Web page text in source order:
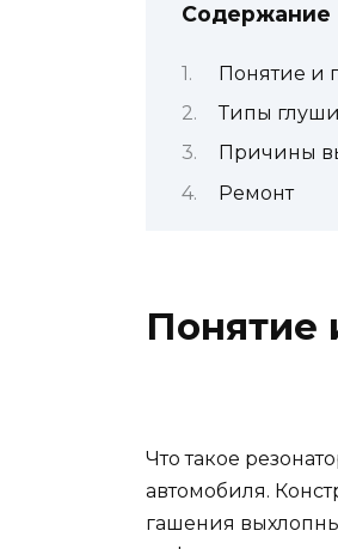
Содержание
Понятие и
Типы
Причины
Ремонт
Понятие
Что такое
автомобиля.
гашения